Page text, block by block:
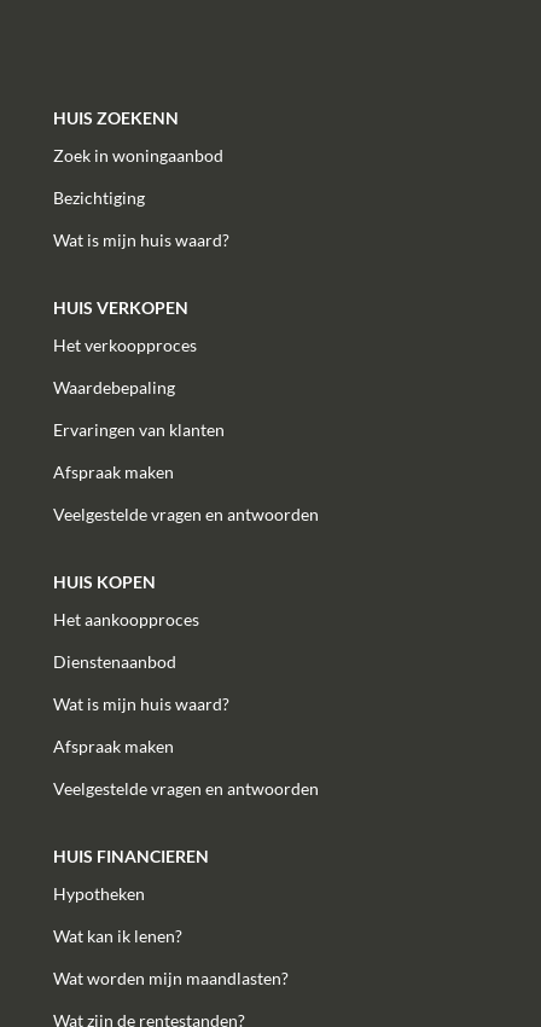
HUIS ZOEKENN
Zoek in woningaanbod
Bezichtiging
Wat is mijn huis waard?
HUIS VERKOPEN
Het verkoopproces
Waardebepaling
Ervaringen van klanten
Afspraak maken
Veelgestelde vragen en antwoorden
HUIS KOPEN
Het aankoopproces
Dienstenaanbod
Wat is mijn huis waard?
Afspraak maken
Veelgestelde vragen en antwoorden
HUIS FINANCIEREN
Hypotheken
Wat kan ik lenen?
Wat worden mijn maandlasten?
Wat zijn de rentestanden?